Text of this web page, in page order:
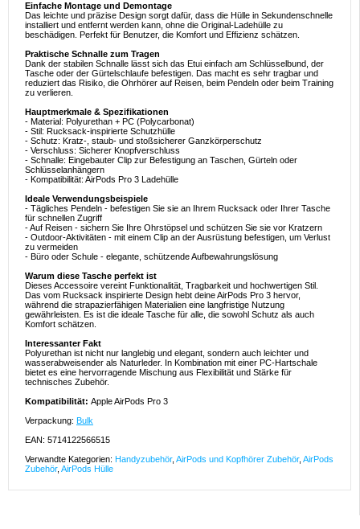
Einfache Montage und Demontage
Das leichte und präzise Design sorgt dafür, dass die Hülle in Sekundenschnelle
installiert und entfernt werden kann, ohne die Original-Ladehülle zu
beschädigen. Perfekt für Benutzer, die Komfort und Effizienz schätzen.
Praktische Schnalle zum Tragen
Dank der stabilen Schnalle lässt sich das Etui einfach am Schlüsselbund, der
Tasche oder der Gürtelschlaufe befestigen. Das macht es sehr tragbar und
reduziert das Risiko, die Ohrhörer auf Reisen, beim Pendeln oder beim Training
zu verlieren.
Hauptmerkmale & Spezifikationen
- Material: Polyurethan + PC (Polycarbonat)
- Stil: Rucksack-inspirierte Schutzhülle
- Schutz: Kratz-, staub- und stoßsicherer Ganzkörperschutz
- Verschluss: Sicherer Knopfverschluss
- Schnalle: Eingebauter Clip zur Befestigung an Taschen, Gürteln oder
Schlüsselanhängern
- Kompatibilität: AirPods Pro 3 Ladehülle
Ideale Verwendungsbeispiele
- Tägliches Pendeln - befestigen Sie sie an Ihrem Rucksack oder Ihrer Tasche
für schnellen Zugriff
- Auf Reisen - sichern Sie Ihre Ohrstöpsel und schützen Sie sie vor Kratzern
- Outdoor-Aktivitäten - mit einem Clip an der Ausrüstung befestigen, um Verlust
zu vermeiden
- Büro oder Schule - elegante, schützende Aufbewahrungslösung
Warum diese Tasche perfekt ist
Dieses Accessoire vereint Funktionalität, Tragbarkeit und hochwertigen Stil.
Das vom Rucksack inspirierte Design hebt deine AirPods Pro 3 hervor,
während die strapazierfähigen Materialien eine langfristige Nutzung
gewährleisten. Es ist die ideale Tasche für alle, die sowohl Schutz als auch
Komfort schätzen.
Interessanter Fakt
Polyurethan ist nicht nur langlebig und elegant, sondern auch leichter und
wasserabweisender als Naturleder. In Kombination mit einer PC-Hartschale
bietet es eine hervorragende Mischung aus Flexibilität und Stärke für
technisches Zubehör.
Kompatibilität: Apple AirPods Pro 3
Verpackung: Bulk
EAN: 5714122566515
Verwandte Kategorien: Handyzubehör, AirPods und Kopfhörer Zubehör, AirPods
Zubehör, AirPods Hülle